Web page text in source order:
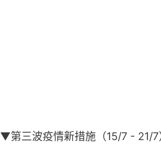
▼第三波疫情新措施（15/7 - 21/